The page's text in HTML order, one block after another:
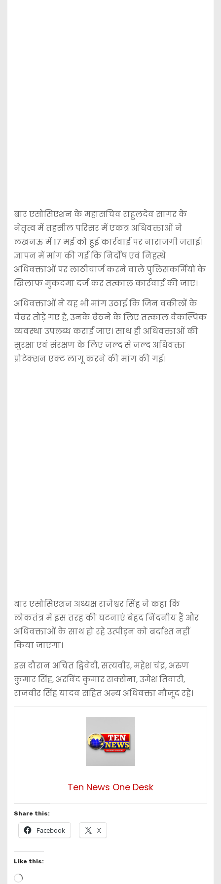
बार एसोसिएशन के महासचिव राहुलदेव सागर के
नेतृत्व में तहसील परिसर में एकत्र अधिवक्ताओं ने
लखनऊ में 17 मई को हुई कार्रवाई पर नाराजगी जताई।
ज्ञापन में मांग की गई कि निर्दोष एवं निहत्थे
अधिवक्ताओं पर लाठीचार्ज करने वाले पुलिसकर्मियों के
खिलाफ मुकदमा दर्ज कर तत्काल कार्रवाई की जाए।
अधिवक्ताओं ने यह भी मांग उठाई कि जिन वकीलों के
चैंबर तोड़े गए हैं, उनके बैठने के लिए तत्काल वैकल्पिक
व्यवस्था उपलब्ध कराई जाए। साथ ही अधिवक्ताओं की
सुरक्षा एवं संरक्षण के लिए जल्द से जल्द अधिवक्ता
प्रोटेक्शन एक्ट लागू करने की मांग की गई।
बार एसोसिएशन अध्यक्ष राजेश्वर सिंह ने कहा कि
लोकतंत्र में इस तरह की घटनाएं बेहद निंदनीय हैं और
अधिवक्ताओं के साथ हो रहे उत्पीड़न को बर्दाश्त नहीं
किया जाएगा।
इस दौरान अचित द्विवेदी, सत्यवीर, महेश चंद्र, अरुण
कुमार सिंह, अरविंद कुमार सक्सेना, उमेश तिवारी,
राजवीर सिंह यादव सहित अन्य अधिवक्ता मौजूद रहे।
Ten News One Desk
Share this:
Facebook X
Like this:
L